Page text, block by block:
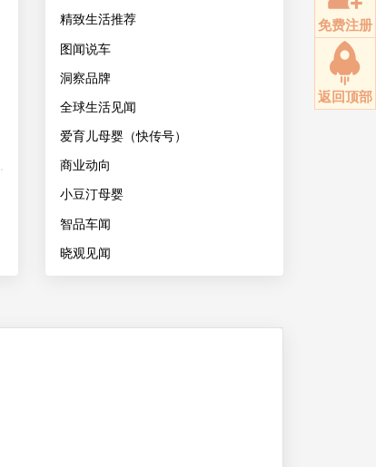
精致生活推荐
图闻说车
洞察品牌
全球生活见闻
爱育儿母婴（快传号）
商业动向
小豆汀母婴
智品车闻
晓观见闻
免费注册
返回顶部